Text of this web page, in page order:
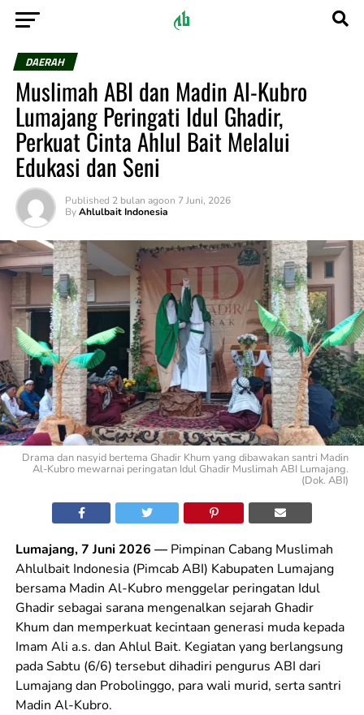
DAERAH
Muslimah ABI dan Madin Al-Kubro
Lumajang Peringati Idul Ghadir,
Perkuat Cinta Ahlul Bait Melalui
Edukasi dan Seni
Published 2 bulan agoon 7 Juni, 2026
By Ahlulbait Indonesia
Drama dan nasyid bertema Ghadir Khum yang dibawakan santri Madin
Al-Kubro mewarnai peringatan Idul Ghadir Muslimah ABI Lumajang.
(Dok. ABI)
Lumajang, 7 Juni 2026 —Pimpinan Cabang Muslimah
Ahlulbait Indonesia (Pimcab ABI) Kabupaten Lumajang
bersama Madin Al-Kubro menggelar peringatan Idul
Ghadir sebagai sarana mengenalkan sejarah Ghadir
Khum dan memperkuat kecintaan generasi muda kepada
Imam Ali a.s. dan Ahlul Bait. Kegiatan yang berlangsung
pada Sabtu (6/6) tersebut dihadiri pengurus ABI dari
Lumajang dan Probolinggo, para wali murid, serta santri
Madin Al-Kubro.